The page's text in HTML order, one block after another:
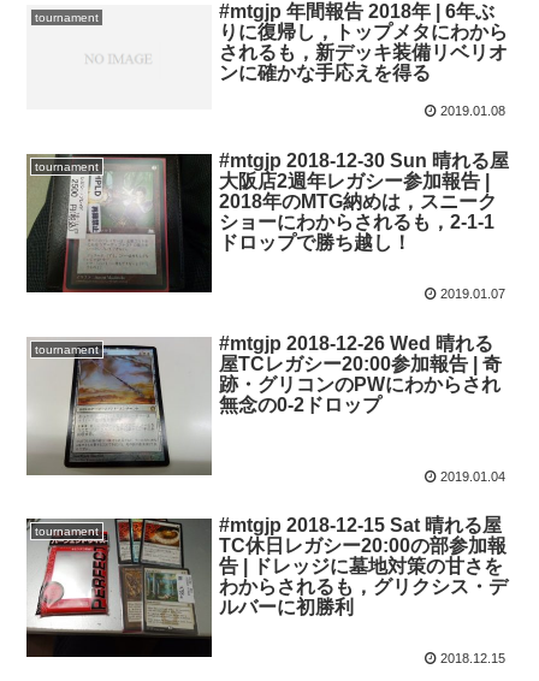
tournament
#mtgjp 年間報告 2018年 | 6年ぶ
りに復帰し，トップメタにわから
されるも，新デッキ装備リベリオ
ンに確かな手応えを得る
2019.01.08
tournament
#mtgjp 2018-12-30 Sun 晴れる屋
大阪店2週年レガシー参加報告 |
2018年のMTG納めは，スニーク
ショーにわからされるも，2-1-1
ドロップで勝ち越し！
2019.01.07
tournament
#mtgjp 2018-12-26 Wed 晴れる
屋TCレガシー20:00参加報告 | 奇
跡・グリコンのPWにわからされ
無念の0-2ドロップ
2019.01.04
tournament
#mtgjp 2018-12-15 Sat 晴れる屋
TC休日レガシー20:00の部参加報
告 | ドレッジに墓地対策の甘さを
わからされるも，グリクシス・デ
ルバーに初勝利
2018.12.15